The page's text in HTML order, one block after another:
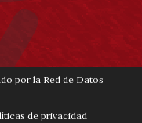
por la Red de Datos
de privacidad